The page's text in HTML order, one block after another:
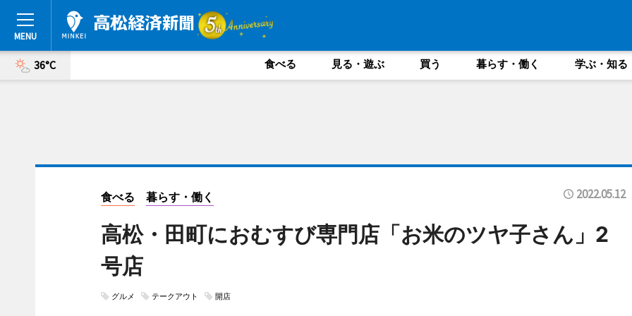
36°C 食べる 見る・遊ぶ 買う 暮らす・働く 学ぶ・知る
食べる 暮らす・働く 2022.05.12
高松・田町におむすび専門店「お米のツヤ子さん」2
号店
グルメ テークアウト 開店